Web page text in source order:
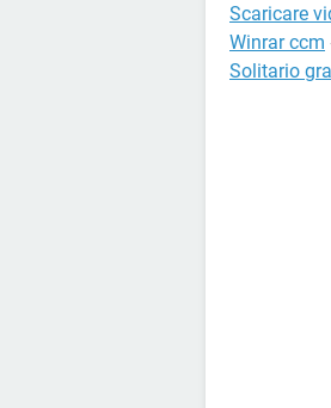
Scaricare
Winrar ccm
Solitario